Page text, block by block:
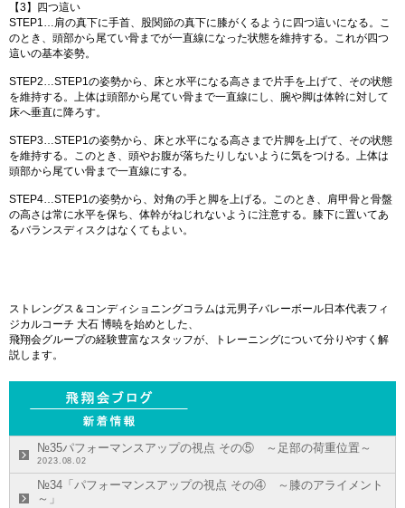
【3】四つ這い
STEP1…肩の真下に手首、股関節の真下に膝がくるように四つ這いになる。こ
のとき、頭部から尾てい骨までが一直線になった状態を維持する。これが四つ
這いの基本姿勢。
STEP2…STEP1の姿勢から、床と水平になる高さまで片手を上げて、その状態
を維持する。上体は頭部から尾てい骨まで一直線にし、腕や脚は体幹に対して
床へ垂直に降ろす。
STEP3…STEP1の姿勢から、床と水平になる高さまで片脚を上げて、その状態
を維持する。このとき、頭やお腹が落ちたりしないように気をつける。上体は
頭部から尾てい骨まで一直線にする。
STEP4…STEP1の姿勢から、対角の手と脚を上げる。このとき、肩甲骨と骨盤
の高さは常に水平を保ち、体幹がねじれないように注意する。膝下に置いてあ
るバランスディスクはなくてもよい。
ストレングス ＆ コンディショニングコラムは元男子バレーボール日本代表フィ
ジカルコーチ 大石 博暁を始めとした、
飛翔会グループの経験豊富なスタッフが、
トレーニングについて分りやすく解
説します。
№35パフォーマンスアップの視点 その⑤ ～足部の荷重位置～
2023.08.02
№34「パフォーマンスアップの視点 その④ ～膝のアライメント
～」